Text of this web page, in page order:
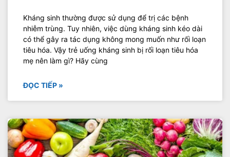
Kháng sinh thường được sử dụng để trị các bệnh
nhiễm trùng. Tuy nhiên, việc dùng kháng sinh kéo dài
có thể gây ra tác dụng không mong muốn như rối loạn
tiêu hóa. Vậy trẻ uống kháng sinh bị rối loạn tiêu hóa
mẹ nên làm gì? Hãy cùng
ĐỌC TIẾP »